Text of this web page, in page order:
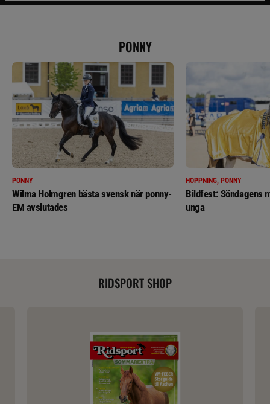
PONNY
PONNY
Wilma Holmgren bästa svensk när ponny-
EM avslutades
HOPPNING, PONNY
Bildfest: Söndagens
unga
RIDSPORT SHOP